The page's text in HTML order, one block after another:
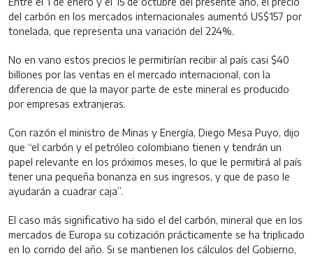
del carbón en los mercados internacionales aumentó US$157 por
tonelada, que representa una variación del 224%.
No en vano estos precios le permitirían recibir al país casi $40
billones por las ventas en el mercado internacional, con la
diferencia de que la mayor parte de este mineral es producido
por empresas extranjeras.
Con razón el ministro de Minas y Energía, Diego Mesa Puyo, dijo
que “el carbón y el petróleo colombiano tienen y tendrán un
papel relevante en los próximos meses, lo que le permitirá al país
tener una pequeña bonanza en sus ingresos, y que de paso le
ayudarán a cuadrar caja”.
El caso más significativo ha sido el del carbón, mineral que en los
mercados de Europa su cotización prácticamente se ha triplicado
en lo corrido del año. Si se mantienen los cálculos del Gobierno,